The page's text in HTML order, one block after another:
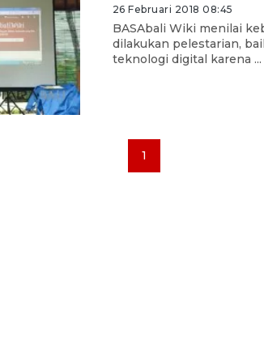
26 Februari 2018 08:45
BASAbali Wiki menilai
dilakukan pelestarian,
teknologi digital karena ...
1